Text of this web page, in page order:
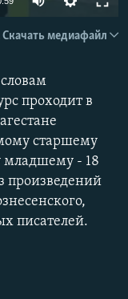
Скачать медиафайл
проходит в
старшему
младшему - 18
произведений
писателей.